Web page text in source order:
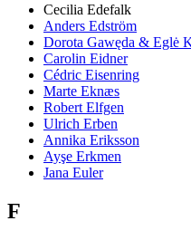
Cecilia Edefalk
Anders Edström
Dorota Gawęda & Eglė
Carolin Eidner
Cédric Eisenring
Marte Eknæs
Robert Elfgen
Ulrich Erben
Annika Eriksson
Ayşe Erkmen
Jana Euler
F